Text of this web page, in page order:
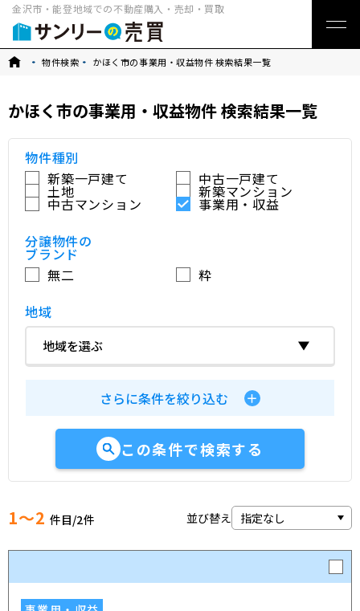
金沢市・能登地域での不動産購入・売却・買取
トップ物件検索 かほく市の事業用・収益物件 検索結果一覧
かほく市の事業用・収益物件 検索結果一覧
物件種別
新築一戸建て
中古一戸建て
土地 新築マンション
中古マンション
事業用・収益
分譲物件の
ブランド
無二
粋
地域
地域を選ぶ
さらに条件を絞り込む
この条件で検索する
1～2 件目/2件 並び替え